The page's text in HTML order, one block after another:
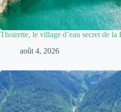
Thoirette, le village d’eau secret de la
août 4, 2026